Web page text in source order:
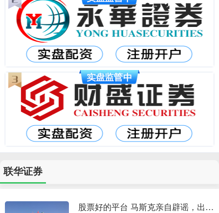
联华证券
股票好的平台 马斯克亲自辟谣，出售特斯拉中国？假消息，从来没考虑过